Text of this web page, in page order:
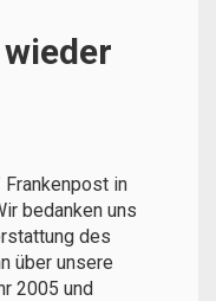
in
bedanken uns
des
über unsere
2005 und